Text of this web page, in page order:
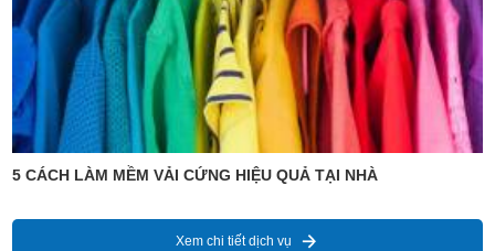
5 CÁCH LÀM MỀM VẢI CỨNG HIỆU QUẢ TẠI NHÀ
Xem chi tiết dịch vụ